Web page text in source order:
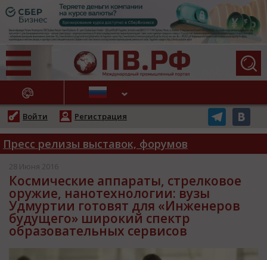
НОВОСТИ
Войти Регистрация
Пресс релизы выставок, форумов
28 Июня 2016
Космические аппараты, стрелковое
оружие, нанотехнологии: вузы
Удмуртии готовят для «Инженеров
будущего» широкий спектр
образовательных сервисов